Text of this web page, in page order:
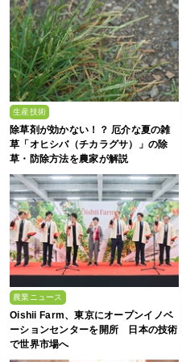
生産技術
除草剤が効かない！？ 厄介な夏の雑
草「オヒシバ（チカラグサ）」の除
草・防除方法を農家が解説
農業ニュース
Oishii Farm、東京にオープンイノベ
ーションセンターを開所 日本の技術
で世界市場へ